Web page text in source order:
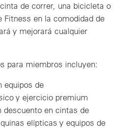
de correr, una bicicleta o
Fitness en la comodidad de
y mejorará cualquier
para miembros incluyen:
equipos de
y ejercicio premium
descuento en cintas de
elípticas y equipos de